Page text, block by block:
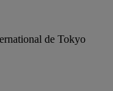
de Tokyo